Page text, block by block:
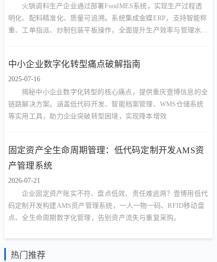
火锅调料生产企业通过部署FoodMES系统，实现生产过程透
明化、配料精准化、质量可追溯。系统集成金蝶ERP，支持智能称
重、工单指派、炒制包装平板操作，全面提升生产效率与管理水
中小企业数字化转型痛点破解指南
2025-07-16
揭秘中小企业数字化转型的核心痛点，提供重庆壹博信息的全
链路解决方案。涵盖低代码开发、智能档案管理、WMS仓储系统
等实用工具，助力企业突破转型困境，实现降本增效
固定资产全生命周期管理：低代码定制开发AMS资
产管理系统
2026-07-21
企业固定资产账实不符、盘点低效、责任难追溯？壹博用低代
码定制开发构建AMS资产管理系统，一人一物一码、RFID移动盘
点、全生命周期数字化管理，告别资产流失与重复采购。
热门推荐